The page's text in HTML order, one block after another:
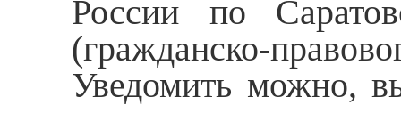
России по
(гражданско-
Уведомить можно,